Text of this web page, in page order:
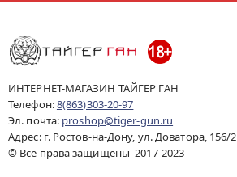
ИНТЕРНЕТ-МАГАЗИН ТАЙГЕР ГАН
Телефон:8(863)303-20-97
Эл. почта: proshop@tiger-gun.ru
Адрес: г. Ростов-на-Дону, ул. Доватора, 156/2
© Все права защищены 2017-2023